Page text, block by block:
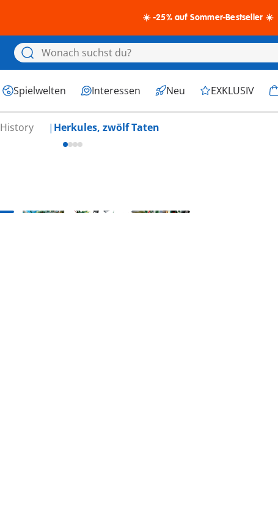
☀️ -25% auf Sommer-Bestseller ☀️
Spielwelten Interessen Neu EXKLUSIV
History Herkules, zwölf Taten